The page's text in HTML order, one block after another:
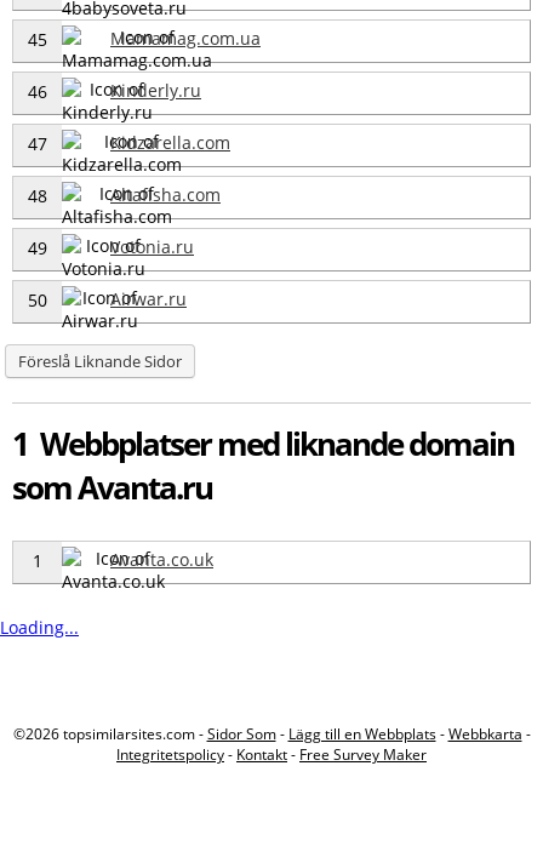
45 Mamamag.com.ua
46 Kinderly.ru
47 Kidzarella.com
48 Altafisha.com
49 Votonia.ru
50 Airwar.ru
Föreslå Liknande Sidor
1 Webbplatser med liknande domain
som Avanta.ru
1 Avanta.co.uk
Loading...
©2026 topsimilarsites.com -Sidor Som- Lägg till en Webbplats-Webbkarta -
Integritetspolicy- Kontakt- Free Survey Maker